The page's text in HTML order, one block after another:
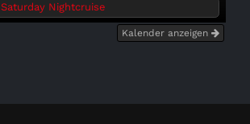
Saturday Nightcruise
Kalender anzeigen